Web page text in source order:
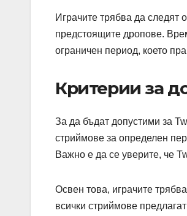
Играчите трябва да
предстоящите дропове.
ограничен период, което
Критерии за
За да бъдат допустими за
стриймове за определен
Важно е да се уверите, че
Освен това, играчите
всички стриймове